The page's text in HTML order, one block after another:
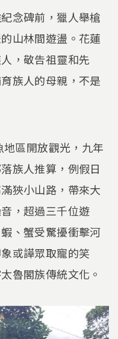
念碑前，獵人舉槍
山林間遊盪。花蓮
，敬告祖靈和先
族人的母親，不是
區開放觀光，九年
族人推算，例假日
狹小山路，帶來大
，超過三千位遊
、蟹受驚擾衝擊河
或譁眾取寵的笑
魯閣族傳統文化。